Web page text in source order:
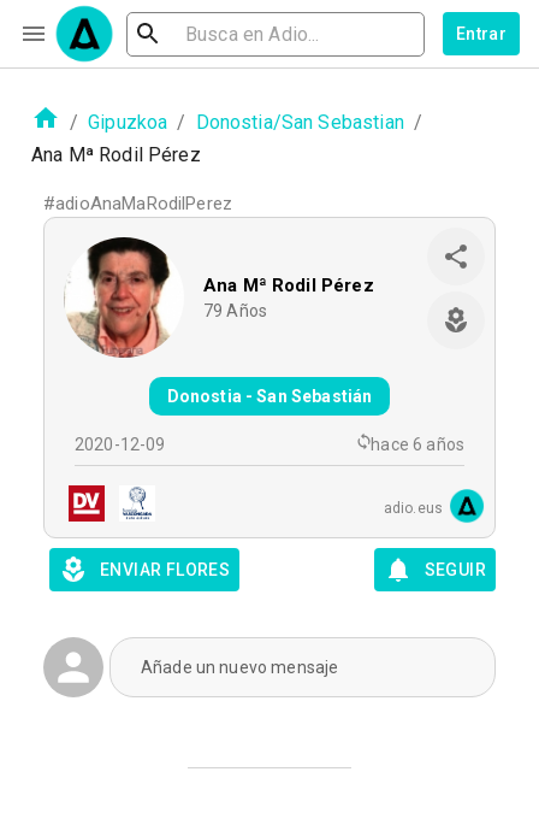
Entrar
/ Gipuzkoa / Donostia/San Sebastian /
Ana Mª Rodil Pérez
#adioAnaMaRodilPerez
Ana Mª Rodil Pérez
79 Años
Donostia - San Sebastián
2020-12-09 hace 6 años
adio.eus
ENVIAR FLORES SEGUIR
Añade un nuevo mensaje